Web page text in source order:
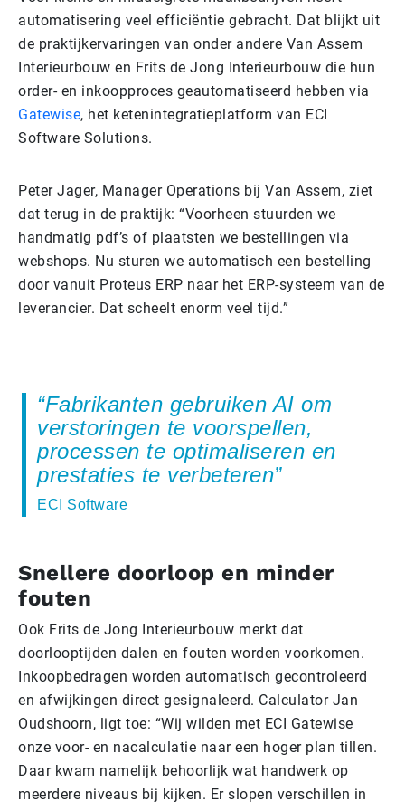
automatisering veel efficiëntie gebracht. Dat blijkt uit
de praktijkervaringen van onder andere Van Assem
Interieurbouw en Frits de Jong Interieurbouw die hun
order- en inkoopproces geautomatiseerd hebben via
Gatewise, het ketenintegratieplatform van ECI
Software Solutions.
Peter Jager, Manager Operations bij Van Assem, ziet
dat terug in de praktijk: “Voorheen stuurden we
handmatig pdf’s of plaatsten we bestellingen via
webshops. Nu sturen we automatisch een bestelling
door vanuit Proteus ERP naar het ERP-systeem van de
leverancier. Dat scheelt enorm veel tijd.”
Fabrikanten gebruiken AI om
verstoringen te voorspellen,
processen te optimaliseren en
prestaties te verbeteren
ECI Software
Snellere doorloop en minder
fouten
Ook Frits de Jong Interieurbouw merkt dat
doorlooptijden dalen en fouten worden voorkomen.
Inkoopbedragen worden automatisch gecontroleerd
en afwijkingen direct gesignaleerd. Calculator Jan
Oudshoorn, ligt toe: “Wij wilden met ECI Gatewise
onze voor- en nacalculatie naar een hoger plan tillen.
Daar kwam namelijk behoorlijk wat handwerk op
meerdere niveaus bij kijken. Er slopen verschillen in